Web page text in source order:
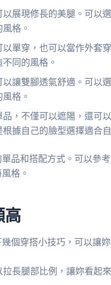
展現修長的美腿。可以
格。
單穿，也可以當作外套
同的風格。
讓雙腳透氣舒適。可以
格。
，不僅可以遮陽，還可
據自己的臉型選擇適合
品和搭配方式。可以參
格。
高
個穿搭小技巧，可以讓
長腿部比例，讓妳看起